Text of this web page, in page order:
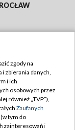
zgody na
zbierania danych,
i ich
osobowych przez
również „TVP”),
Zaufanych
tym do
zainteresowań i